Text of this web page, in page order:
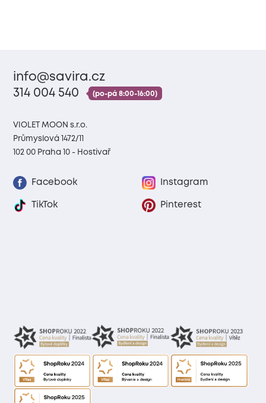
info@savira.cz
314 004 540
(po-pá 8:00-16:00)
VIOLET MOON s.r.o.
Průmyslová 1472/11
102 00 Praha 10 - Hostivař
Facebook Instagram
TikTok Pinterest